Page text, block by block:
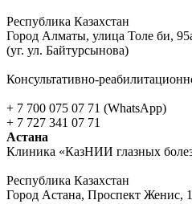
Республика Казахстан
Город Алматы, улица Толе би,
(уг. ул. Байтурсынова)
Консультативно-
+ 7 700 075 07 71 (WhatsApp)
+ 7 727 341 07 71
Астана
Клиника «КазНИИ глазных
Республика Казахстан
Город Астана, Проспект Женис,